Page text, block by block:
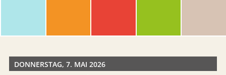
DONNERSTAG, 7. MAI 2026